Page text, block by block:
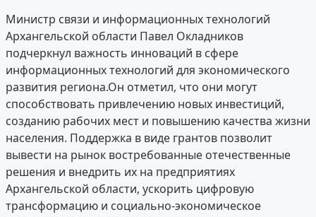
Министр связи и информационных технологий
Архангельской области Павел Окладников
подчеркнул важность инноваций в сфере
информационных технологий для экономического
развития региона.Он отметил, что они могут
способствовать привлечению новых инвестиций,
созданию рабочих мест и повышению качества жизни
населения. Поддержка в виде грантов позволит
вывести на рынок востребованные отечественные
решения и внедрить их на предприятиях
Архангельской области, ускорить цифровую
трансформацию и социально-экономическое